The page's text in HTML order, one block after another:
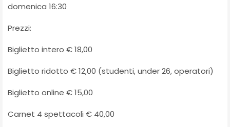
domenica 16:30
Prezzi:
Biglietto intero € 18,00
Biglietto ridotto € 12,00 (studenti, under 26, operatori)
Biglietto online € 15,00
Carnet 4 spettacoli € 40,00